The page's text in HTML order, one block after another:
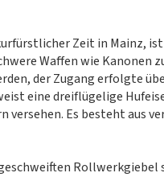
Zeit in Mainz,
Waffen wie Kanonen
der Zugang erfolgte
eine dreiflügelige
versehen. Es besteht aus